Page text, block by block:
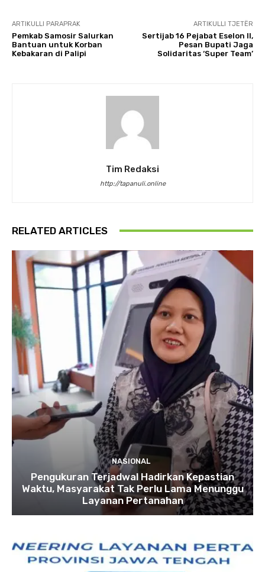
ARTIKULLI PARAPRAK
Pemkab Samosir Salurkan
Bantuan untuk Korban
Kebakaran di Palipi
ARTIKULLI TJETËR
Sertijab 16 Pejabat Eselon II,
Pesan Bupati Jaga
Solidaritas ‘Super Team’
Tim Redaksi
http://tapanuli.online
RELATED ARTICLES
NASIONAL
Pengukuran Terjadwal Hadirkan Kepastian
Waktu, Masyarakat Tak Perlu Lama Menunggu
Layanan Pertanahan